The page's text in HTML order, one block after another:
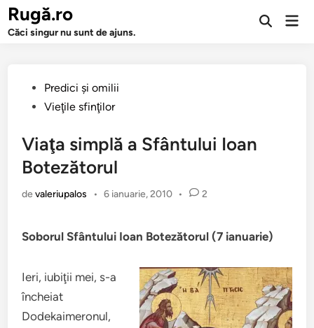
Sari
conținut
Rugă.ro
Căci singur nu sunt de ajuns.
Deschide
PublicatPredici şi omilii
Vieţile sfinţilor
Viaţa simplă a Sfântului Ioan
Botezătorul
devaleriupalos • 6 ianuarie, 2010 • 2
Soborul Sfântului Ioan Botezătorul (7 ianuarie)
Ieri, iubiţii mei, s-a
încheiat
Dodekaimeronul,